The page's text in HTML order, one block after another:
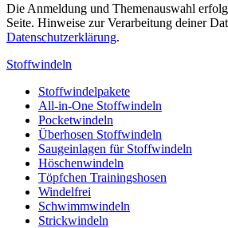
Die Anmeldung und Themenauswahl
Seite. Hinweise zur Verarbeitung deiner
Datenschutzerklärung.
Stoffwindeln
Stoffwindelpakete
All-in-One Stoffwindeln
Pocketwindeln
Überhosen Stoffwindeln
Saugeinlagen für Stoffwindeln
Höschenwindeln
Töpfchen Trainingshosen
Windelfrei
Schwimmwindeln
Strickwindeln